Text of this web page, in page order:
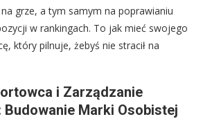
grze, a tym samym na poprawianiu
w rankingach. To jak mieć swojego
który pilnuje, żebyś nie stracił na
i Zarządzanie
Budowanie Marki Osobistej